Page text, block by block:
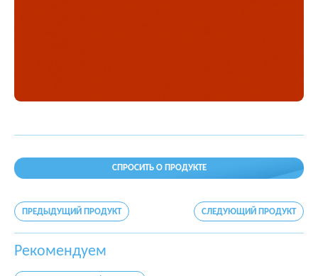
СПРОСИТЬ О ПРОДУКТЕ
ПРЕДЫДУЩИЙ ПРОДУКТ СЛЕДУЮЩИЙ ПРОДУКТ
Рекомендуем